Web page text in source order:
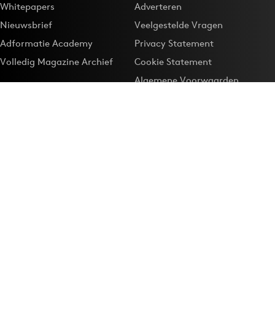
Whitepapers
Nieuwsbrief
Adformatie Academy
Volledig Magazine Archief
Adverteren
Veelgestelde Vragen
Privacy Statement
Cookie Statement
Algemene Voorwaarden